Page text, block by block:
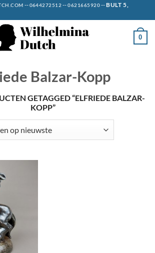
--0644272512--0621665920--BULT 5,
0
Balzar-Kopp
GETAGGED “ELFRIEDE BALZAR-
KOPP”